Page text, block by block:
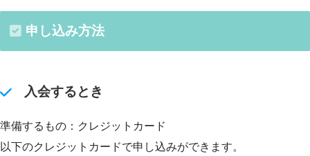
申し込み方法
入会するとき
準備するもの：クレジットカード
以下のクレジットカードで申し込みができます。